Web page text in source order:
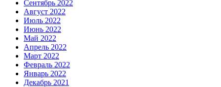
Сентябрь 2022
Август 2022
Июль 2022
Июнь 2022
Май 2022
Апрель 2022
Март 2022
Февраль 2022
Январь 2022
Декабрь 2021